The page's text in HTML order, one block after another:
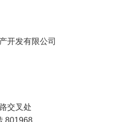
开发有限公司
交叉处
801968